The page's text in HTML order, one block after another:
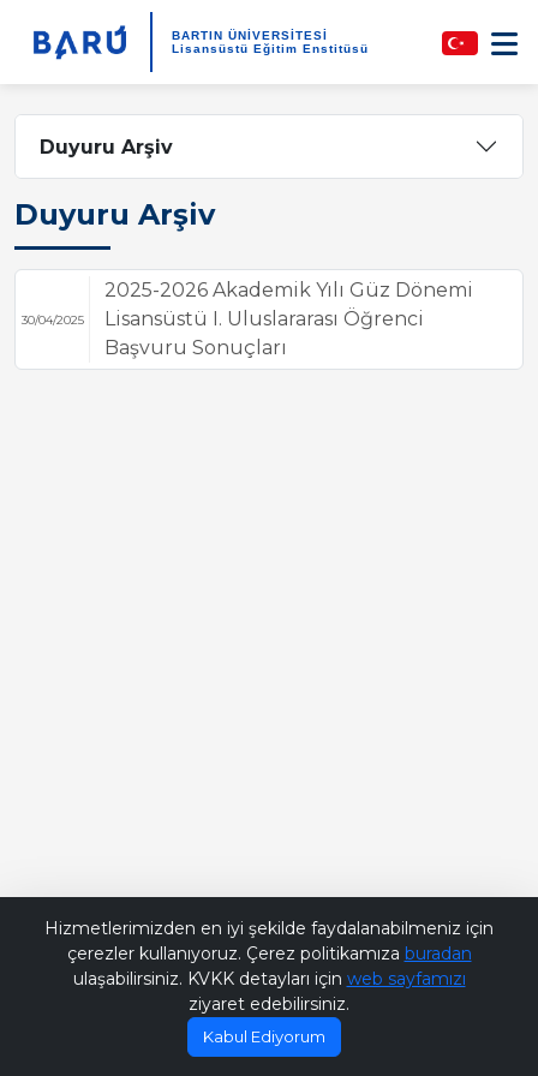
BARTIN ÜNİVERSİTESİ
Lisansüstü Eğitim Enstitüsü
Duyuru Arşiv
Duyuru Arşiv
30/04/2025
2025-2026 Akademik Yılı Güz Dönemi
Lisansüstü I. Uluslararası Öğrenci
Başvuru Sonuçları
Hizmetlerimizden en iyi şekilde faydalanabilmeniz için
çerezler kullanıyoruz. Çerez politikamıza buradan
ulaşabilirsiniz. KVKK detayları için web sayfamızı
ziyaret edebilirsiniz.
Kabul Ediyorum
Bana Soru Sor | Ask Me